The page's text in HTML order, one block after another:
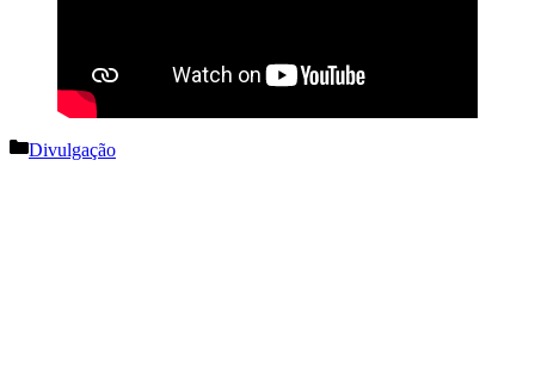
Categorias
Divulgação